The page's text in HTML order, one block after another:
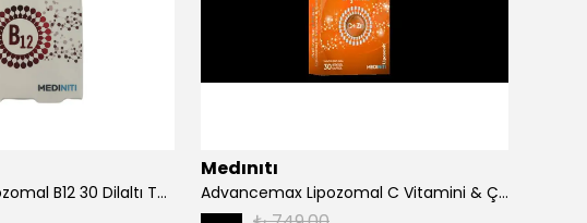
Advancemax Lipozomal B12 30 Dilaltı Tablet 8684375607525
Medınıtı
Advancemax Lipozomal C Vitamini & Çinko 30 Kapsül 8684375607549